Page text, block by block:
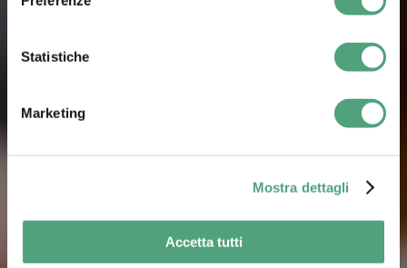
Statistiche
Marketing
Mostra dettagli
Accetta tutti
MODULARI